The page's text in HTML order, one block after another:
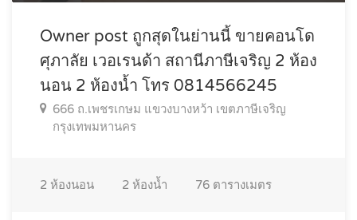
Owner post ถูกสุดในย่านนี้ ขายคอนโด
ศุภาลัย เวอเรนด้า สถานีภาษีเจริญ 2 ห้อง
นอน 2 ห้องน้ำ โทร 0814566245
666 ถ.เพชรเกษม แขวงบางหว้า เขตภาษีเจริญ
กรุงเทพมหานคร
2 ห้องนอน 2 ห้องน้ำ 76 ตารางเมตร